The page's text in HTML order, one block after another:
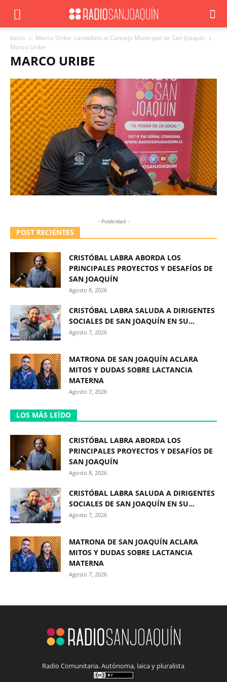
Inicio
Marco Uribe: candidato al Concejo Municipal de San Joaquín
Marco Uribe
MARCO URIBE
- Publicidad -
POST RECIENTES
CRISTÓBAL LABRA ABORDA LOS
PRINCIPALES PROYECTOS Y DESAFÍOS DE
SAN JOAQUÍN
Agosto 8, 2026
CRISTÓBAL LABRA SALUDA A DIRIGENTES
SOCIALES DE SAN JOAQUÍN EN SU...
Agosto 7, 2026
MATRONA DE SAN JOAQUÍN ACLARA
MITOS Y DUDAS SOBRE LACTANCIA
MATERNA
Agosto 7, 2026
LOS MÁS LEÍDO
CRISTÓBAL LABRA ABORDA LOS
PRINCIPALES PROYECTOS Y DESAFÍOS DE
SAN JOAQUÍN
Agosto 8, 2026
CRISTÓBAL LABRA SALUDA A DIRIGENTES
SOCIALES DE SAN JOAQUÍN EN SU...
Agosto 7, 2026
MATRONA DE SAN JOAQUÍN ACLARA
MITOS Y DUDAS SOBRE LACTANCIA
MATERNA
Agosto 7, 2026
Radio Comunitaria. Autónoma, laica y pluralista